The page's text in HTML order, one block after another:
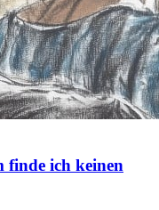
finde ich keinen